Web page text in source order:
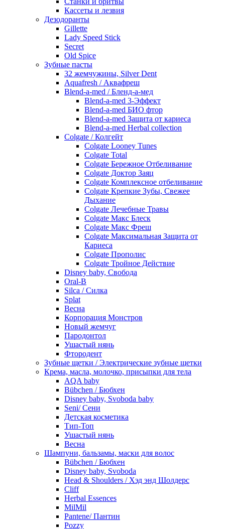
Кассеты и лезвия
Дезодоранты
Gillette
Lady Speed Stick
Secret
Old Spice
Зубные пасты
32 жемчужины, Silver Dent
Aquafresh / Аквафреш
Blend-a-med / Бленд-а-мед
Blend-a-med 3-Эффект
Blend-a-med БИО фтор
Blend-a-med Защита от кариеса
Blend-a-med Herbal collection
Colgate / Колгейт
Colgate Looney Tunes
Colgate Total
Colgate Бережное Отбеливание
Colgate Доктор Заяц
Colgate Комплексное отбеливание
Colgate Крепкие Зубы, Свежее
Дыхание
Colgate Лечебные Травы
Colgate Макс Блеск
Colgate Макс Фреш
Colgate Максимальная Защита от
Кариеса
Colgate Прополис
Colgate Тройное Действие
Disney baby, Свобода
Oral-B
Silca / Силка
Splat
Весна
Корпорация Монстров
Новый жемчуг
Пародонтол
Ушастый нянь
Фтородент
Зубные щетки / Электрические зубные щетки
Крема, масла, молочко, присыпки для тела
AQA baby
Bübchen / Бюбхен
Disney baby, Svoboda baby
Seni/ Сени
Детская косметика
Тип-Топ
Ушастый нянь
Весна
Шампуни, бальзамы, маски для волос
Bübchen / Бюбхен
Disney baby, Svoboda
Head & Shoulders / Хэд энд Шолдерс
Cliff
Herbal Essences
MilMil
Pantene/ Пантин
Pozzy